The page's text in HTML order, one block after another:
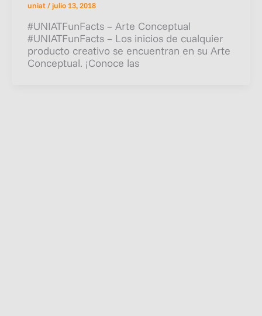
uniat/julio 13, 2018
#UNIATFunFacts – Arte Conceptual
#UNIATFunFacts – Los inicios de cualquier
producto creativo se encuentran en su Arte
Conceptual. ¡Conoce las